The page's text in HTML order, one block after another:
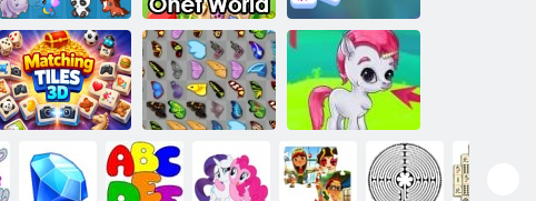
PET Connect 2 Lumea Onet
Meciul Zen
Garden
Placi de potrivire